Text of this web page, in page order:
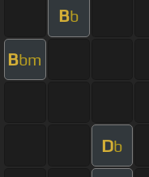
Bb
Bbm
Db